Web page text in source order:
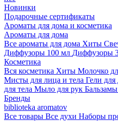
Новинки
Подарочные сертификаты
Ароматы для дома и косметика
Ароматы для дома
Все ароматы для дома Хиты
Диффузоры 100 мл Диффузоры
Косметика
Вся косметика Хиты Молочко
Мисты для лица и тела Гели для
для тела Мыло для рук
Бренды
biblioteka aromatov
Все товары Все духи Наборы